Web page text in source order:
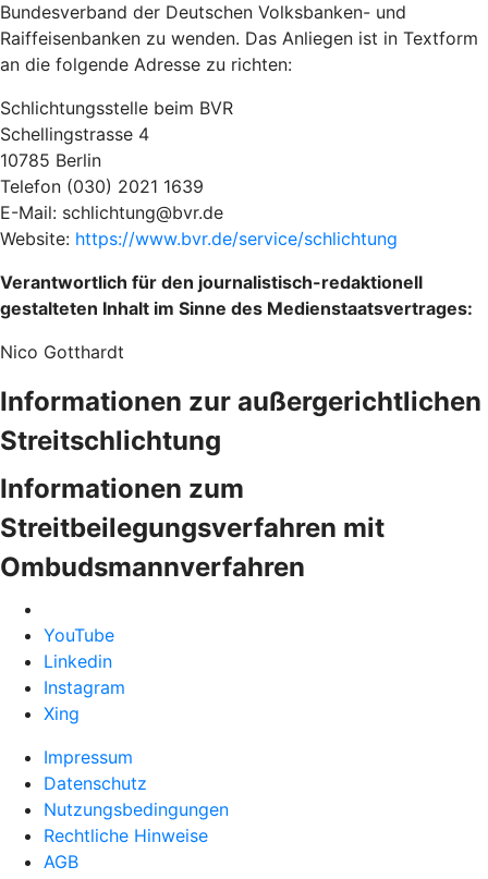
Bundesverband der Deutschen Volksbanken- und
Raiffeisenbanken zu wenden. Das Anliegen ist in Textform
an die folgende Adresse zu richten:
Schlichtungsstelle beim BVR
Schellingstrasse 4
10785 Berlin
Telefon (030) 2021 1639
E-Mail: schlichtung@bvr.de
Website: https://www.bvr.de/service/schlichtung
Verantwortlich für den journalistisch-redaktionell
gestalteten Inhalt im Sinne des Medienstaatsvertrages:
Nico Gotthardt
Informationen zur außergerichtlichen
Streitschlichtung
Informationen zum
Streitbeilegungsverfahren mit
Ombudsmannverfahren
YouTube
Linkedin
Instagram
Xing
Impressum
Datenschutz
Nutzungsbedingungen
Rechtliche Hinweise
AGB